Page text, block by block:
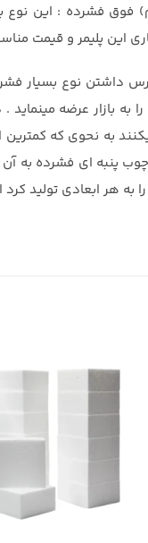
فوق فشرده : این
این پلیمر و قیمت
داشتن نوع بسیار
به بازار عرضه مینماید
به نحوی که
پنبه ای فشرده به
به هر ابعادی تولید